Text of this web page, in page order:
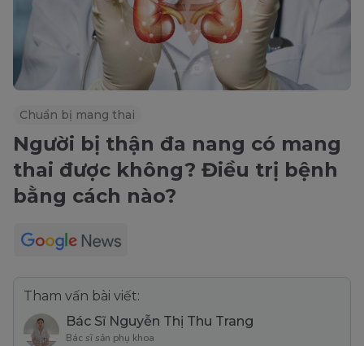
Chuẩn bị mang thai
Người bị thận đa nang có mang
thai được không? Điều trị bệnh
bằng cách nào?
Tham vấn bài viết:
Bác Sĩ Nguyễn Thị Thu Trang
Bác sĩ sản phụ khoa